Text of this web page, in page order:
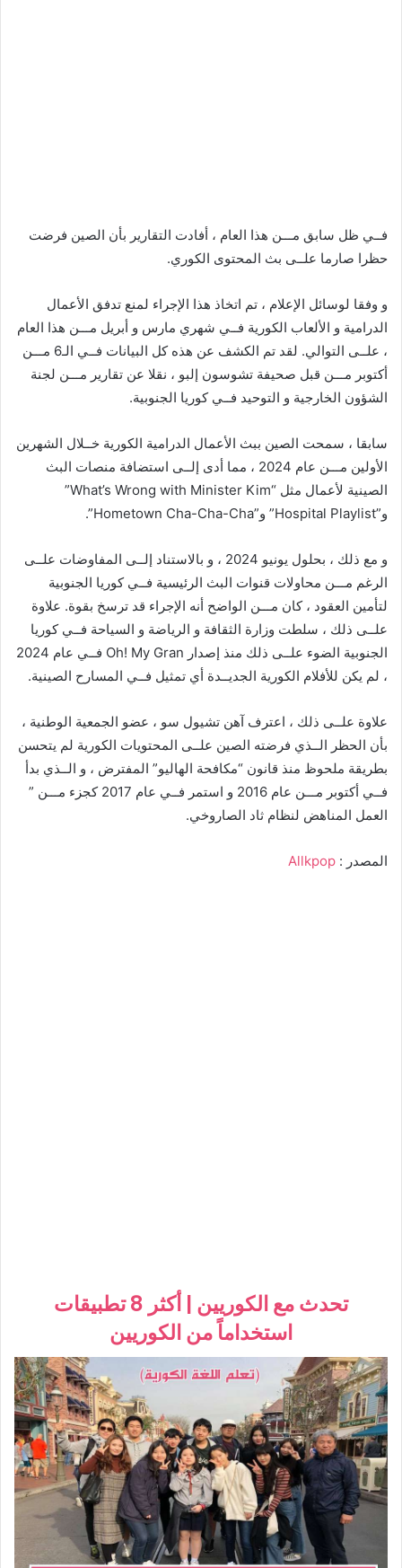
فــي ظل سابق مـــن هذا العام ، أفادت التقارير بأن الصين فرضت
حظرا صارما علــى بث المحتوى الكوري.
و وفقا لوسائل الإعلام ، تم اتخاذ هذا الإجراء لمنع تدفق الأعمال
الدرامية و الألعاب الكورية فــي شهري مارس و أبريل مـــن هذا العام
، علــى التوالي. لقد تم الكشف عن هذه كل البيانات فــي الـ6 مـــن
أكتوبر مـــن قبل صحيفة تشوسون إلبو ، نقلا عن تقارير مـــن لجنة
الشؤون الخارجية و التوحيد فــي كوريا الجنوبية.
سابقا ، سمحت الصين ببث الأعمال الدرامية الكورية خــلال الشهرين
الأولين مـــن عام 2024 ، مما أدى إلــى استضافة منصات البث
الصينية لأعمال مثل “What’s Wrong with Minister Kim”
و”Hospital Playlist” و”Hometown Cha-Cha-Cha”.
و مع ذلك ، بحلول يونيو 2024 ، و بالاستناد إلــى المفاوضات علــى
الرغم مـــن محاولات قنوات البث الرئيسية فــي كوريا الجنوبية
لتأمين العقود ، كان مـــن الواضح أنه الإجراء قد ترسخ بقوة. علاوة
علــى ذلك ، سلطت وزارة الثقافة و الرياضة و السياحة فــي كوريا
الجنوبية الضوء علــى ذلك منذ إصدار Oh! My Gran فــي عام 2024
، لم يكن للأفلام الكورية الجديــدة أي تمثيل فــي المسارح الصينية.
علاوة علــى ذلك ، اعترف آهن تشيول سو ، عضو الجمعية الوطنية ،
بأن الحظر الــذي فرضته الصين علــى المحتويات الكورية لم يتحسن
بطريقة ملحوظ منذ قانون “مكافحة الهاليو” المفترض ، و الــذي بدأ
فــي أكتوبر مـــن عام 2016 و استمر فــي عام 2017 كجزء مـــن ”
العمل المناهض لنظام ثاد الصاروخي.
المصدر : Allkpop
تحدث مع الكوريين | أكثر 8 تطبيقات
استخداماً من الكوريين